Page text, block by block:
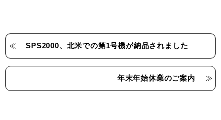
SPS2000、北米での第1号機が納品されました
年末年始休業のご案内